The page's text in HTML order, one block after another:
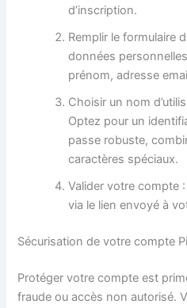
d’inscription.
Remplir le formulaire
données
prénom, adresse
Choisir un nom
Optez pour un
passe robuste,
caractères spéciaux.
Valider votre compte
via le lien envoyé à
Sécurisation de votre compte
Protéger votre compte est
fraude ou accès non autorisé.